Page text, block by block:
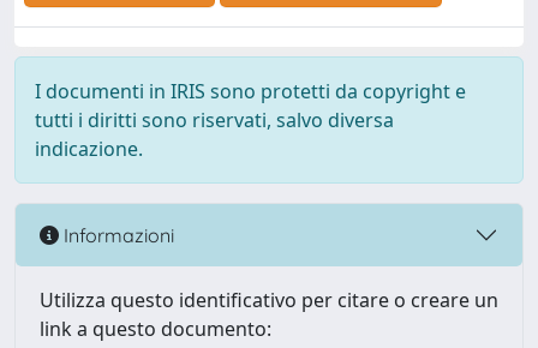
I documenti in IRIS sono protetti da copyright e
tutti i diritti sono riservati, salvo diversa
indicazione.
Informazioni
Utilizza questo identificativo per citare o creare un
link a questo documento: